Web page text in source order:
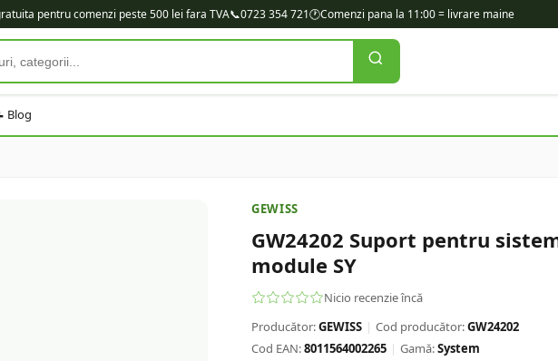
pentru comenzi peste 500 lei fara TVA📞0723 354 721🕐Comenzi pana la 11:00 = livrare maine
Blog
GEWISS
GW24202 Suport pentru
module SY
Nicio recenzie încă
Producător:GEWISS | Cod producător:GW24202
Cod EAN:8011564002265 | Gamă:System